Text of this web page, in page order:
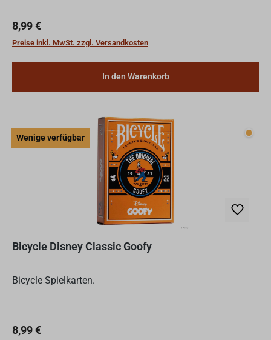
Regulärer Preis:
8,99 €
Preise inkl. MwSt. zzgl. Versandkosten
In den Warenkorb
Wenige verfügbar
Bicycle Disney Classic Goofy
Bicycle Spielkarten.
Regulärer Preis:
8,99 €